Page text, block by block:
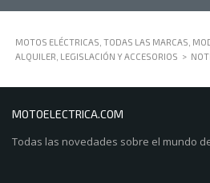
MOTOS ELÉCTRICAS, TODAS LAS MARCAS,
ALQUILER, LEGISLACIÓN Y ACCESORIOS >
MOTOELECTRICA.COM
Todas las novedades sobre el mundo